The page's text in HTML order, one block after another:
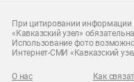
При цитировании информации
«Кавказский узел» обязательна
Использование фото
Интернет-СМИ «Кавказский
О нас Как